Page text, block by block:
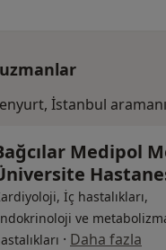
İstanbul
Medipol
İç hastalıkları,
ve
· Daha fazla